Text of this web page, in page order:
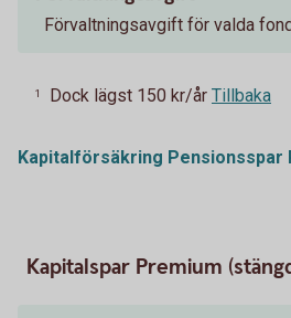
Förvaltningsavgift för valda
1 Dock lägst 150 kr/år Tillbaka
Kapitalförsäkring Pensionsspar
Kapitalspar Premium